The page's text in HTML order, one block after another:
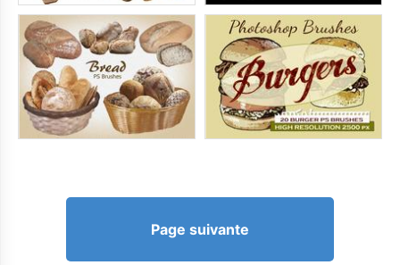
Page suivante